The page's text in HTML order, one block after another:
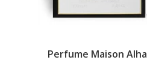
Perfume Maison